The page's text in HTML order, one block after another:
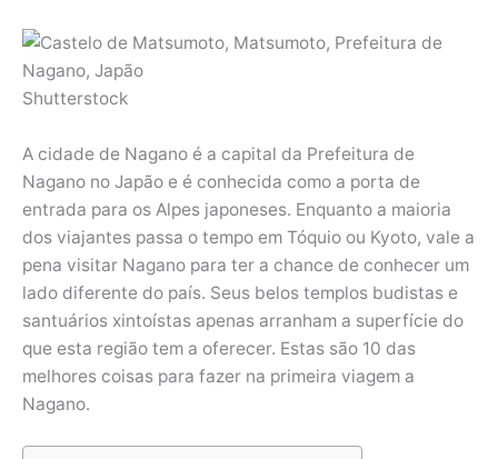
Shutterstock
A cidade de Nagano é a capital da Prefeitura de
Nagano no Japão e é conhecida como a porta de
entrada para os Alpes japoneses. Enquanto a maioria
dos viajantes passa o tempo em Tóquio ou Kyoto, vale a
pena visitar Nagano para ter a chance de conhecer um
lado diferente do país. Seus belos templos budistas e
santuários xintoístas apenas arranham a superfície do
que esta região tem a oferecer. Estas são 10 das
melhores coisas para fazer na primeira viagem a
Nagano.